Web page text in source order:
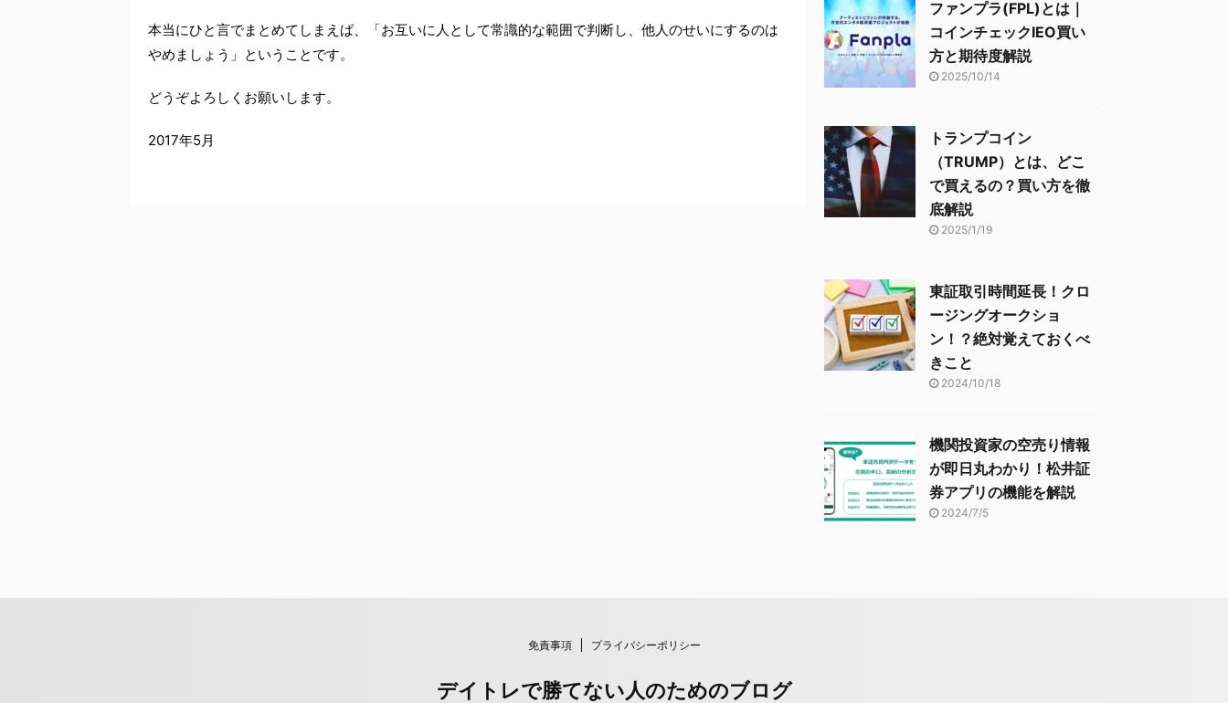
本当にひと言でまとめてしまえば、「お互いに人として常識的な範囲で判断し、他人のせいにするのは
やめましょう」ということです。
どうぞよろしくお願いします。
2017年5月
ファンプラ(FPL)とは｜
コインチェックIEO買い
方と期待度解説
2025/10/14
トランプコイン
（TRUMP）とは、どこ
で買えるの？買い方を徹
底解説
2025/1/19
東証取引時間延長！クロ
ージングオークショ
ン！？絶対覚えておくべ
きこと
2024/10/18
機関投資家の空売り情報
が即日丸わかり！松井証
券アプリの機能を解説
2024/7/5
免責事項 プライバシーポリシー
デイトレで勝てない人のためのブログ